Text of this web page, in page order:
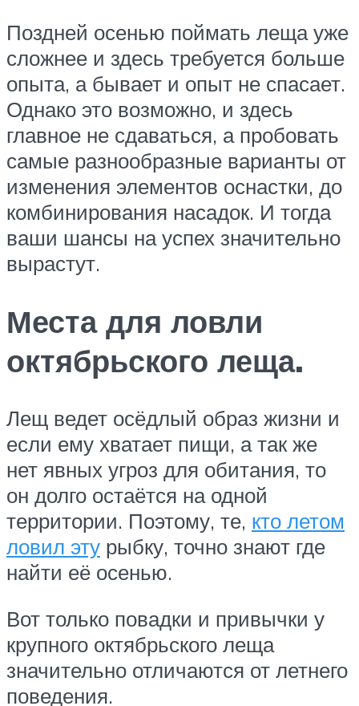
Поздней осенью поймать леща уже
сложнее и здесь требуется больше
опыта, а бывает и опыт не спасает.
Однако это возможно, и здесь
главное не сдаваться, а пробовать
самые разнообразные варианты от
изменения элементов оснастки, до
комбинирования насадок. И тогда
ваши шансы на успех значительно
вырастут.
Места для ловли
октябрьского леща.
Лещ ведет осёдлый образ жизни и
если ему хватает пищи, а так же
нет явных угроз для обитания, то
он долго остаётся на одной
территории. Поэтому, те, кто летом
ловил эту рыбку, точно знают где
найти её осенью.
Вот только повадки и привычки у
крупного октябрьского леща
значительно отличаются от летнего
поведения.